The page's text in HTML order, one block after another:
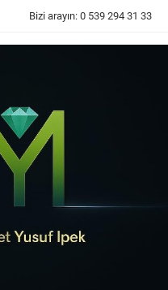
Bizi arayın: 0 539 294 31 33